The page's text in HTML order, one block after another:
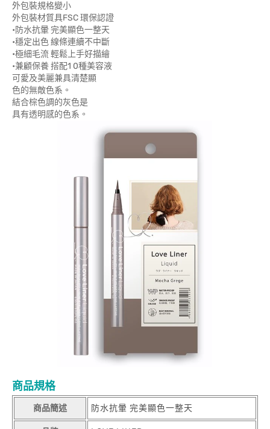
外包裝規格變小
外包裝材質具FSC 環保認證
•防水抗暈 完美顯色一整天
•穩定出色 線條連續不中斷
•極細毛流 輕鬆上手好描繪
•兼顧保養 搭配1 0種美容液
可愛及美麗兼具清楚顯
色的無敵色系。
結合棕色調的灰色是
具有透明感的色系。
商品規格
商品簡述 防水抗暈 完美顯色一整天